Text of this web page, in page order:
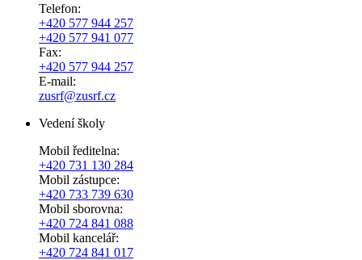
Telefon:
+420 577 944 257
+420 577 941 077
Fax:
+420 577 944 257
E-mail:
zusrf@zusrf.cz
Vedení školy
Mobil ředitelna:
+420 731 130 284
Mobil zástupce:
+420 733 739 630
Mobil sborovna:
+420 724 841 088
Mobil kancelář:
+420 724 841 017